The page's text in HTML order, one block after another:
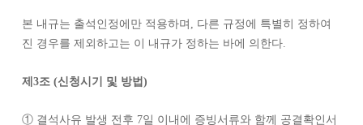
본 내규는 출석인정에만 적용하며 , 다른 규정에 특별히 정하여
진 경우를 제외하고는 이 내규가 정하는 바에 의한다.
제3조(신청시기 및 방법)
① 결석사유 발생 전후 7일 이내에 증빙서류와 함께 공결확인서